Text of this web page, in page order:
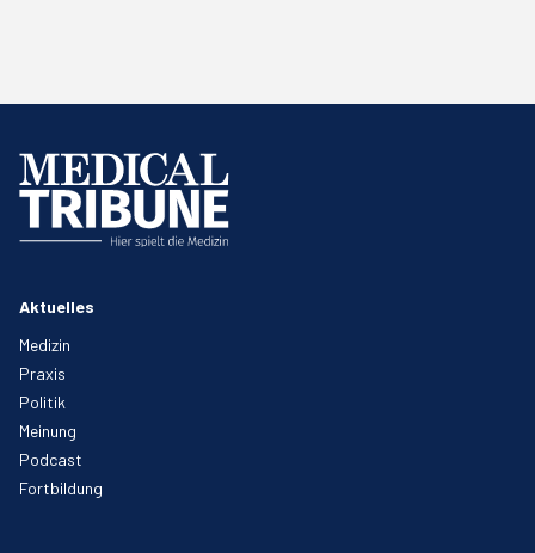
Aktuelles
Medizin
Praxis
Politik
Meinung
Podcast
Fortbildung